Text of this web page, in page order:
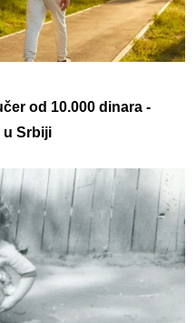
od 10.000 dinara -
u Srbiji